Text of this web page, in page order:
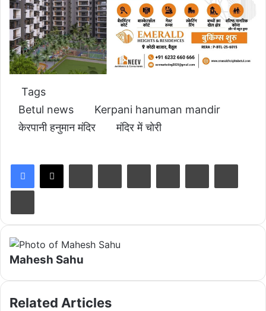
Tags
Betul news
Kerpani hanuman mandir
केरपानी हनुमान मंदिर
मंदिर में चोरी
Mahesh Sahu
Related Articles